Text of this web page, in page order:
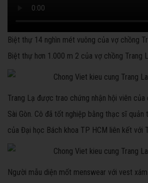
Biệt thự 14 nghìn mét vuông của vợ chồng
Biệt thự hơn 1.000 m 2 của vợ chồng Trang
Trang Lạ được trao chứng nhận hội viên của
Sài Gòn. Cô đã tốt nghiệp bằng thạc sĩ quản
của Đại học Bách khoa TP HCM liên kết với
Người mẫu diện mốt menswear với vest